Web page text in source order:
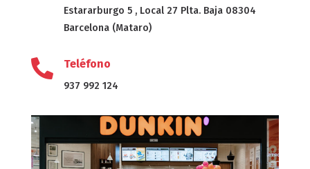
Estararburgo 5 , Local 27 Plta. Baja 08304
Barcelona (Mataro)
 Teléfono
937 992 124